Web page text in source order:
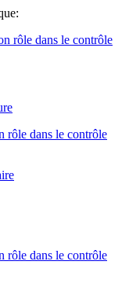
rôle dans le contrôle
rôle dans le contrôle
rôle dans le contrôle